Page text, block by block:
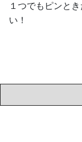
１つでもピンと
い！